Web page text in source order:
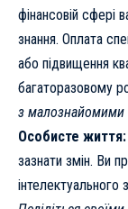
фінансовій сфері
знання. Оплата
або підвищення
багаторазовому
з малознайомими
Особисте життя:
зазнати змін. Ви
інтелектуального